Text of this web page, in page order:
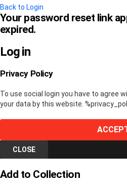
Back to Login
Your password reset link
expired.
Log in
Privacy Policy
To use social login you have to agree
your data by this website.
CLOSE
Add to Collection